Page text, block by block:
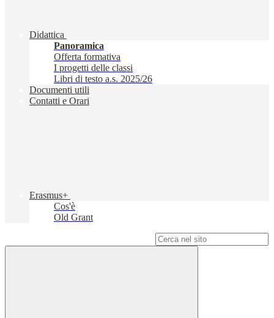
Didattica
Panoramica
Offerta formativa
I progetti delle classi
Libri di testo a.s. 2025/26
Documenti utili
Contatti e Orari
Erasmus+
Cos'è
Old Grant